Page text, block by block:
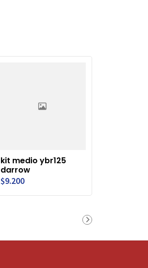
kit medio ybr125
darrow
$9.200